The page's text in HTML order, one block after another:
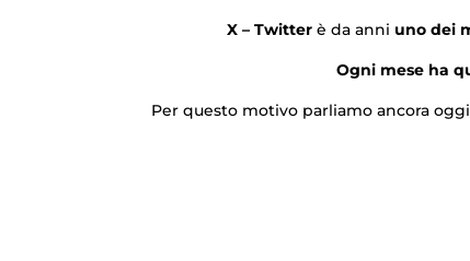
X – Twitter è da anni uno dei
Ogni mese ha
Per questo motivo parliamo ancora